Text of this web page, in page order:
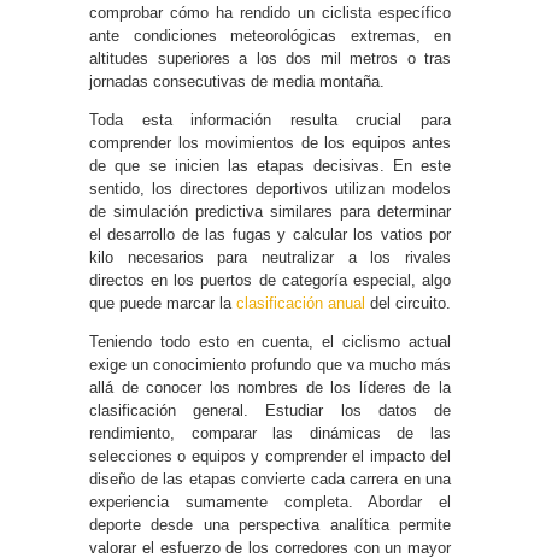
comprobar cómo ha rendido un ciclista específico
ante condiciones meteorológicas extremas, en
altitudes superiores a los dos mil metros o tras
jornadas consecutivas de media montaña.
Toda esta información resulta crucial para
comprender los movimientos de los equipos antes
de que se inicien las etapas decisivas. En este
sentido, los directores deportivos utilizan modelos
de simulación predictiva similares para determinar
el desarrollo de las fugas y calcular los vatios por
kilo necesarios para neutralizar a los rivales
directos en los puertos de categoría especial, algo
que puede marcar la clasificación anual del circuito.
Teniendo todo esto en cuenta, el ciclismo actual
exige un conocimiento profundo que va mucho más
allá de conocer los nombres de los líderes de la
clasificación general. Estudiar los datos de
rendimiento, comparar las dinámicas de las
selecciones o equipos y comprender el impacto del
diseño de las etapas convierte cada carrera en una
experiencia sumamente completa. Abordar el
deporte desde una perspectiva analítica permite
valorar el esfuerzo de los corredores con un mayor